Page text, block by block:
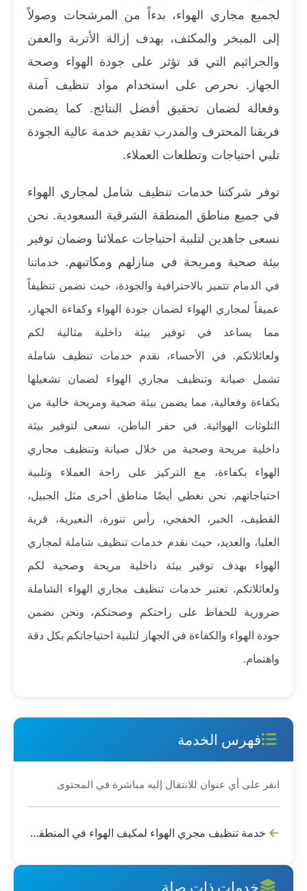
لجميع مجاري الهواء، بدءاً من المرشحات وصولاً
إلى المبخر والمكثف، بهدف إزالة الأتربة والعفن
والجراثيم التي قد تؤثر على جودة الهواء وصحة
الجهاز. نحرص على استخدام مواد تنظيف آمنة
وفعالة لضمان تحقيق أفضل النتائج. كما يضمن
فريقنا المحترف والمدرب تقديم خدمة عالية الجودة
تلبي احتياجات وتطلعات العملاء.
توفر شركتنا خدمات تنظيف شامل لمجاري الهواء
في جميع مناطق المنطقة الشرقية السعودية. نحن
نسعى جاهدين لتلبية احتياجات عملائنا وضمان توفير
بيئة صحية ومريحة في منازلهم ومكاتبهم. خدماتنا
في الدمام تتميز بالاحترافية والجودة، حيث نضمن تنظيفاً
عميقاً لمجاري الهواء لضمان جودة الهواء وكفاءة الجهاز،
مما يساعد في توفير بيئة داخلية مثالية لكم
ولعائلاتكم. في الأحساء، نقدم خدمات تنظيف شاملة
تشمل صيانة وتنظيف مجاري الهواء لضمان تشغيلها
بكفاءة وفعالية، مما يضمن بيئة صحية ومريحة خالية من
التلوثات الهوائية. في حفر الباطن، نسعى لتوفير بيئة
داخلية مريحة وصحية من خلال صيانة وتنظيف مجاري
الهواء بكفاءة، مع التركيز على راحة العملاء وتلبية
احتياجاتهم. نحن نغطي أيضًا مناطق أخرى مثل الجبيل،
القطيف، الخبر، الخفجي، رأس تنورة، النعيرية، قرية
العليا، والعديد، حيث نقدم خدمات تنظيف شاملة لمجاري
الهواء بهدف توفير بيئة داخلية مريحة وصحية لكم
ولعائلاتكم. تعتبر خدمات تنظيف مجاري الهواء الشاملة
ضرورية للحفاظ على راحتكم وصحتكم، ونحن نضمن
جودة الهواء والكفاءة في الجهاز لتلبية احتياجاتكم بكل دقة
واهتمام.
فهرس الخدمة
انقر على أي عنوان للانتقال إليه مباشرة في المحتوى
خدمة تنظيف مجري الهواء لمكيف الهواء في المنطقة الشرقية السعودية:
خدمات ذات صلة